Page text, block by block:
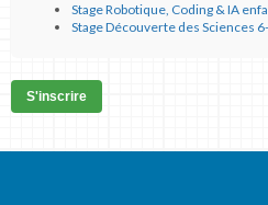
Stage Robotique, Coding & IA
Stage Découverte des Sciences
S'inscrire